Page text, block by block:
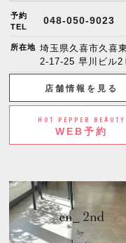
予約
TEL
048-050-9023
所在地 埼玉県久喜市久喜東
2-17-25 早川ビル2
店舗情報を見る
HOT PEPPER BEAUTY
WEB予約